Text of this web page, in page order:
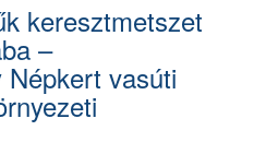
keresztmetszet
–
Népkert vasúti